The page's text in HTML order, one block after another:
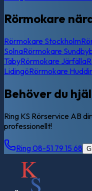
Rörmokare
Rörmokare Stockholm
SolnaRörmokare
TäbyRörmokare Järfälla
LidingöRörmokare
Behöver du
Ring KS Rörservice AB
professionellt!
Ring 08-51 79 15 68